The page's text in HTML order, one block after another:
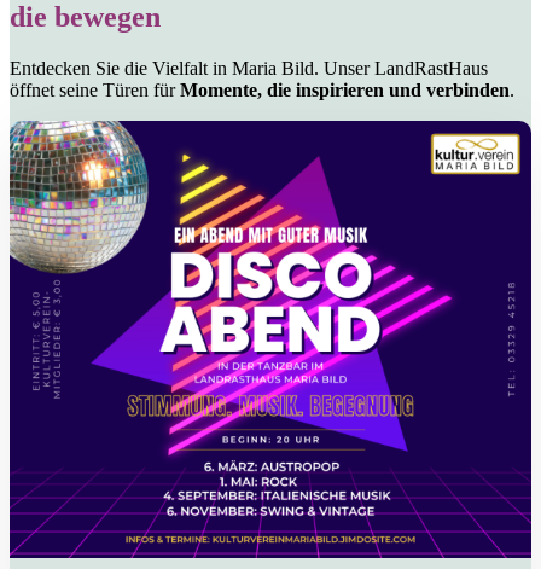
die bewegen
Entdecken Sie die Vielfalt in Maria Bild. Unser LandRastHaus
öffnet seine Türen fürMomente, die inspirieren und verbinden.